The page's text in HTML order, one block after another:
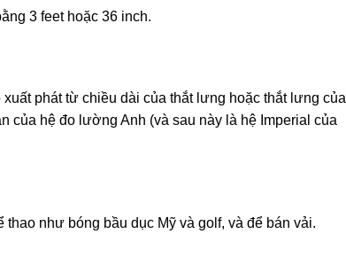
3 feet hoặc 36 inch.
phát từ chiều dài của thắt lưng hoặc thắt lưng của
của hệ đo lường Anh (và sau này là hệ Imperial của
như bóng bầu dục Mỹ và golf, và để bán vải.